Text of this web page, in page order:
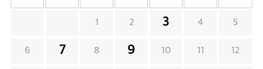
1 2 3 4 5
6 7 8 9 10 11 12